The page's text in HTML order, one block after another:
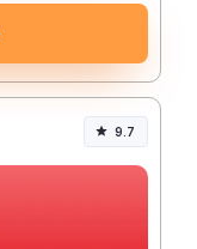
9.7